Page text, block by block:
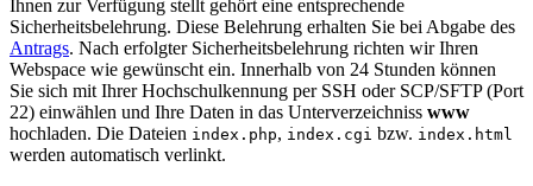
Ihnen zur Verfügung stellt gehört eine entsprechende
Sicherheitsbelehrung. Diese Belehrung erhalten Sie bei Abgabe des
Antrags. Nach erfolgter Sicherheitsbelehrung richten wir Ihren
Webspace wie gewünscht ein. Innerhalb von 24 Stunden können
Sie sich mit Ihrer Hochschulkennung per SSH oder SCP/SFTP (Port
22) einwählen und Ihre Daten in das Unterverzeichniss www
hochladen. Die Dateien index.php, index.cgi bzw. index.html
werden automatisch verlinkt.